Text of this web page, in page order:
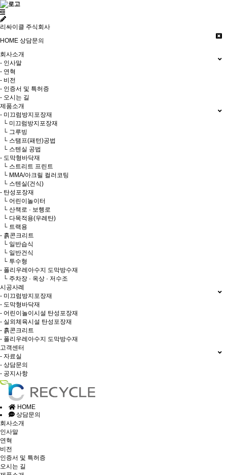
리싸이클 주식회사
HOME 상담문의
회사소개
- 인사말
- 연혁
- 비전
- 인증서 및 특허증
- 오시는 길
제품소개
- 미끄럼방지포장재
└ 미끄럼방지포장재
└ 그루빙
└ 스탬프(패턴)공법
└ 스텐실 공법
- 도막형바닥재
└ 스트리트 프린트
└ MMA/아크릴 컬러코팅
└ 스텐실(건식)
- 탄성포장재
└ 어린이놀이터
└ 산책로 · 보행로
└ 다목적용(우레탄)
└ 트랙용
- 흙콘크리트
└ 일반습식
└ 일반건식
└ 투수형
- 폴리우레아수지 도막방수재
└ 주차장 · 옥상 · 저수조
시공사례
- 미끄럼방지포장재
- 도막형바닥재
- 어린이놀이시설 탄성포장재
- 실외체육시설 탄성포장재
- 흙콘크리트
- 폴리우레아수지 도막방수재
고객센터
- 자료실
- 상담문의
- 공지사항
HOME
상담문의
회사소개
인사말
연혁
비전
인증서 및 특허증
오시는 길